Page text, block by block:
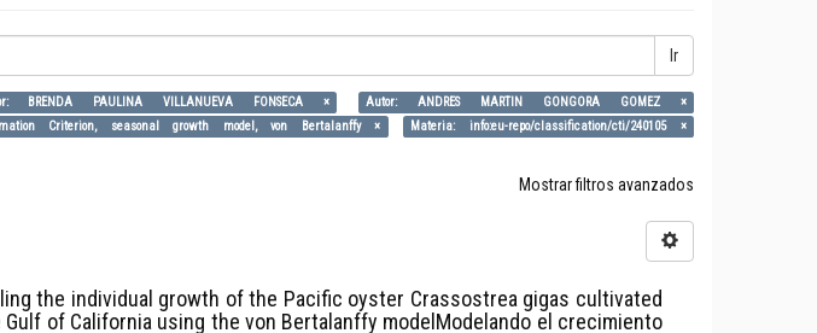
Ir
BRENDA PAULINA VILLANUEVA FONSECA ×
Autor: ANDRES MARTIN GONGORA GOMEZ ×
Criterion, seasonal growth model, von Bertalanffy ×
Materia: info:eu-repo/classification/cti/240105 ×
Mostrar filtros avanzados
the individual growth of the Pacific oyster Crassostrea gigas cultivated
Gulf of California using the von Bertalanffy modelModelando el crecimiento